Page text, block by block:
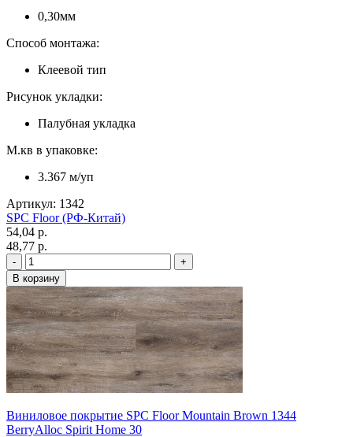
0,30мм
Способ монтажа:
Клеевой тип
Рисунок укладки:
Палубная укладка
М.кв в упаковке:
3.367 м/уп
Артикул: 1342
SPC Floor (РФ-Китай)
54,04 p.
48,77 p.
Виниловое покрытие SPC Floor Mountain Brown 1344
BerryAlloc Spirit Home 30